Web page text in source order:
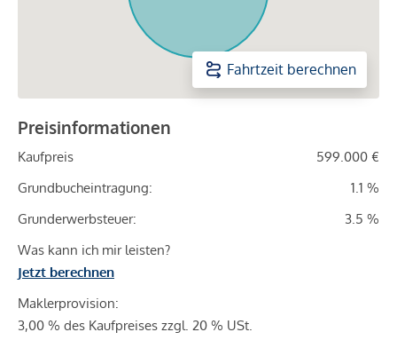
Fahrtzeit berechnen
Preisinformationen
Kaufpreis
599.000 €
Grundbucheintragung:
1.1 %
Grunderwerbsteuer:
3.5 %
Was kann ich mir leisten?
Jetzt berechnen
Maklerprovision:
3,00 % des Kaufpreises zzgl. 20 % USt.